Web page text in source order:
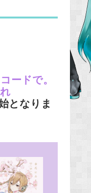
ードで。
となりま